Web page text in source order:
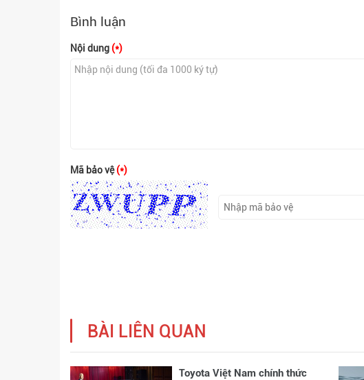
Bình luận
Nội dung (*)
Mã bảo vệ(*)
BÀI LIÊN QUAN
Toyota Việt Nam chính thức